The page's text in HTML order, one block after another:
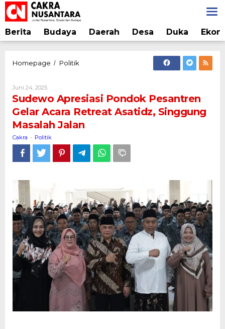
Lewati
ke
konten
Berita Budaya Daerah Desa Duka
Homepage / Politik
Pesantren
Gelar
Acara
Retreat
Singgung
Masalah
Jalan
Juni 24, 2025Oleh
Cakra
Sudewo Apresiasi Pondok Pesantren
Gelar Acara Retreat Asatidz, Singgung
Masalah Jalan
Cakra - Politik